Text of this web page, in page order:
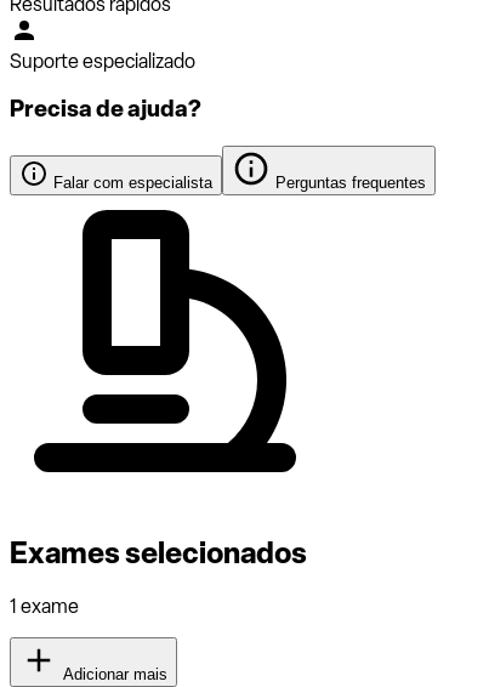
Suporte especializado
Precisa de ajuda?
Falar com especialista Perguntas frequentes
Exames selecionados
1 exame
Adicionar mais